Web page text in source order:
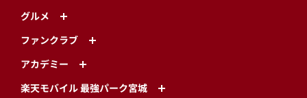
グルメ
ファンクラブ
アカデミー
楽天モバイル 最強パーク宮城